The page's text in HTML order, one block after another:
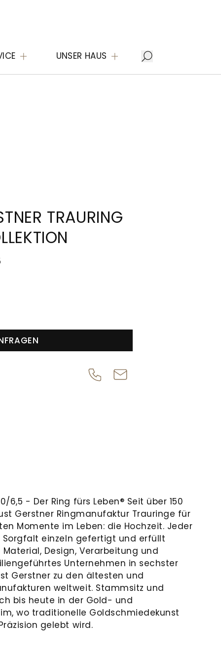
UNSER HAUS
TRAURING
6,5 - Der Ring fürs Leben® Seit über 150
Gerstner Ringmanufaktur Trauringe für
Momente im Leben: die Hochzeit. Jeder
einzeln gefertigt und erfüllt
Design, Verarbeitung und
Unternehmen in sechster
Gerstner zu den ältesten und
weltweit. Stammsitz und
bis heute in der Gold- und
wo traditionelle Goldschmiedekunst
gelebt wird.